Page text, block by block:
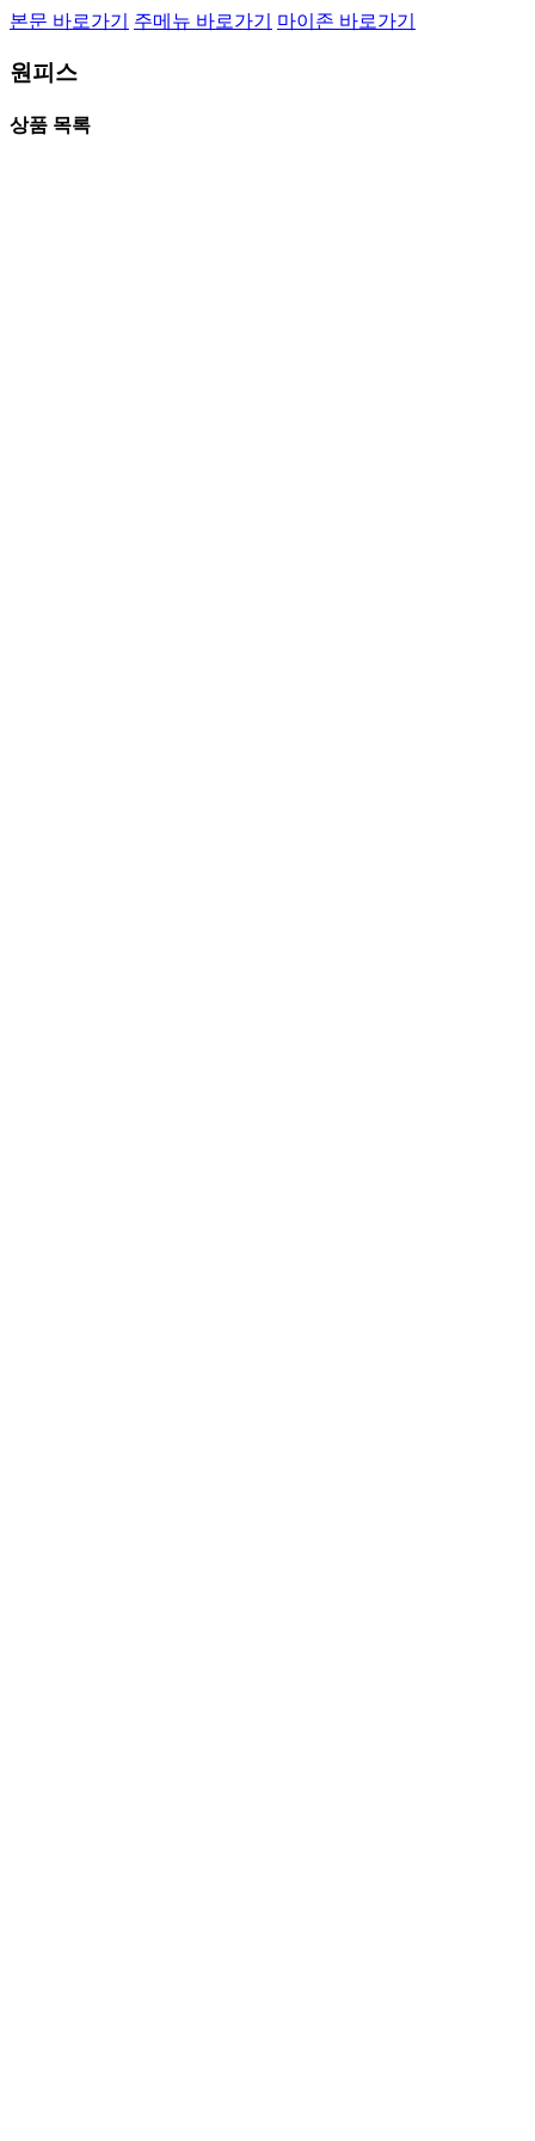
본문 바로가기 주메뉴 바로가기 마이존 바로가기
원피스
상품 목록